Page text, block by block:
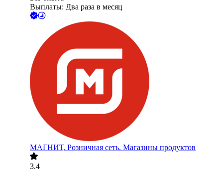
Выплаты: Два раза в месяц
МАГНИТ, Розничная сеть. Магазины продуктов
3.4